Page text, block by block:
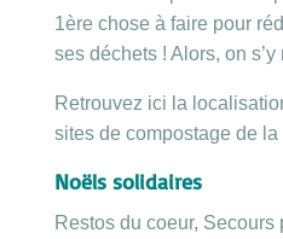
1ère chose à faire pour
ses déchets ! Alors, on s’y
Retrouvez ici la
sites de compostage de
Noëls solidaires
Restos du coeur, Secours